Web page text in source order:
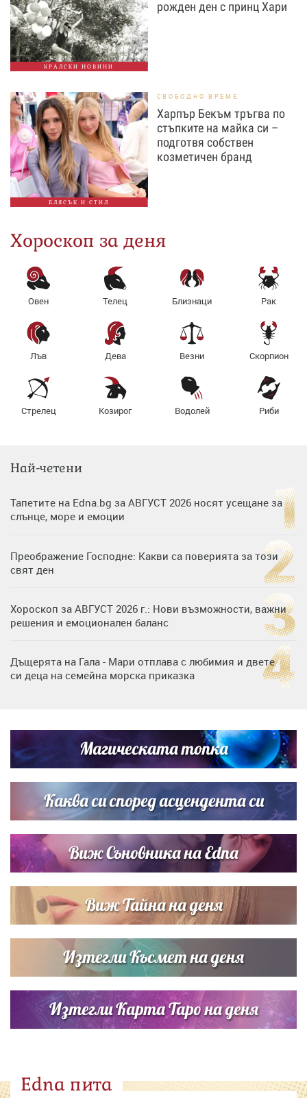
КРАЛСКИ НОВИНИ
рожден ден с принц Хари
БЛЯСЪК И СТИЛ
СВОБОДНО ВРЕМЕ
Харпър Бекъм тръгва по
стъпките на майка си –
подготвя собствен
козметичен бранд
Хороскоп за деня
Овен Телец Близнаци Рак
Лъв Дева Везни Скорпион
Стрелец Козирог Водолей Риби
Най-четени
Тапетите на Edna.bg за АВГУСТ 2026 носят усещане за
слънце, море и емоции
Преображение Господне: Какви са поверията за този
свят ден
Хороскоп за АВГУСТ 2026 г.: Нови възможности, важни
решения и емоционален баланс
Дъщерята на Гала - Мари отплава с любимия и двете
си деца на семейна морска приказка
Братя Аргирови я изненадаха с песен
Магическата топка
Каква си според асцендента си
Виж Съновника на Edna
Виж Тайна на деня
Изтегли Късмет на деня
Изтегли Карта Таро на деня
Edna пита